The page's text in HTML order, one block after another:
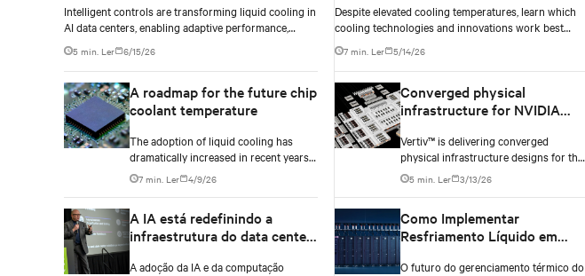
Intelligent controls are transforming liquid cooling in
AI data centers, enabling adaptive performance,
efficient heat rejection, and scalable, resilient thermal
management.
5 min. Ler 6/15/26
A roadmap for the future chip
coolant temperature
The adoption of liquid cooling has
dramatically increased in recent years
due to the rapid increase of graphics
processing unit/application-specific
consumption for AI/ML workloads.
7 min. Ler 4/9/26
A IA está redefinindo a
infraestrutura do data center:
Vision 2030
A adoção da IA e da computação
Despite elevated cooling temperatures, learn which
cooling technologies and innovations work best
based on geography, climate, external ambient
conditions, water availability, and thermal
differentials before making million-dollar
infrastructure decisions.
7 min. Ler 5/14/26
Converged physical
infrastructure for NVIDIA
Vera Rubin DSX AI factories
Vertiv™ is delivering converged
physical infrastructure designs for the
NVIDIA Vera Rubin DSX AI factory
reference design and the NVIDIA
5 min. Ler 3/13/26
Como Implementar
Resfriamento Líquido em
Data Centers Existentes
O futuro do gerenciamento térmico do